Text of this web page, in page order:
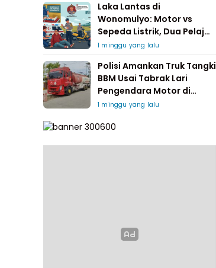
Laka Lantas di
Wonomulyo: Motor vs
Sepeda Listrik, Dua Pelajar
Dilarikan ke Rumah Sakit
1 minggu yang lalu
Polisi Amankan Truk Tangki
BBM Usai Tabrak Lari
Pengendara Motor di
Matakali
1 minggu yang lalu